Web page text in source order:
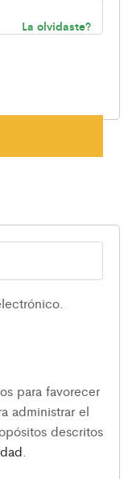
La olvidaste?
para favorecer
administrar el
descritos
.